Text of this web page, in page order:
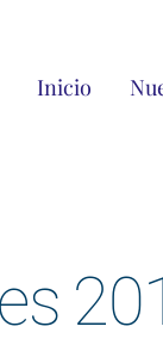
Inicio